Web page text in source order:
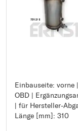
Einbauseite: vorne
OBD |
| für Hersteller-
Länge [mm]: 310
Einbauseite: vorne
Ergänzungsartikel/
für Hersteller-